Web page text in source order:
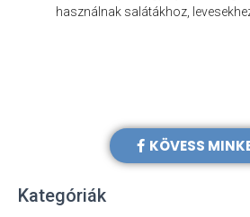
használnak salátákhoz,
KÖVESS
Kategóriák